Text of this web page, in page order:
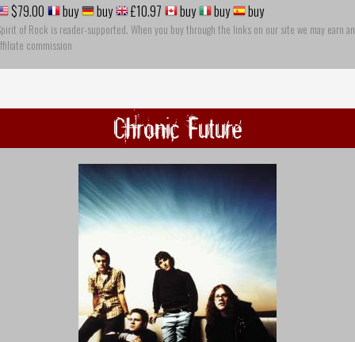
$79.00 buy buy £10.97 buy buy buy
of Rock is reader-supported. When you buy through the links on our site we may earn an
commission
Chronic Future